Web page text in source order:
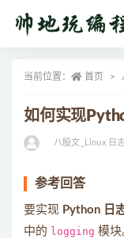
当前位置： 首页
如何实现
八股文_Linux 日
参考回答
要实现 Python 日
中的 logging 模块